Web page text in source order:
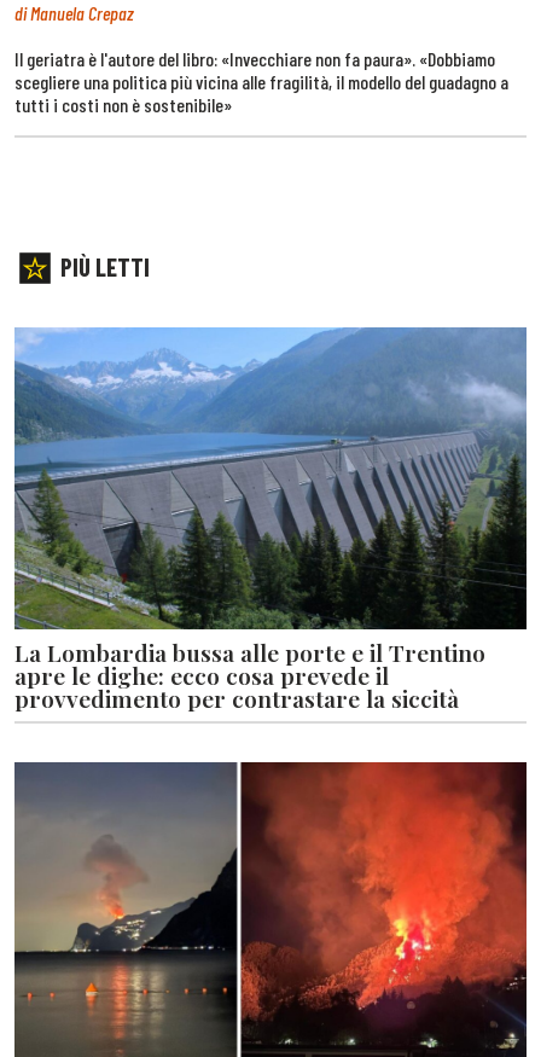
di Manuela Crepaz
Il geriatra è l'autore del libro: «Invecchiare non fa paura». «Dobbiamo
scegliere una politica più vicina alle fragilità, il modello del guadagno a
tutti i costi non è sostenibile»
PIÙ LETTI
La Lombardia bussa alle porte e il Trentino
apre le dighe: ecco cosa prevede il
provvedimento per contrastare la siccità